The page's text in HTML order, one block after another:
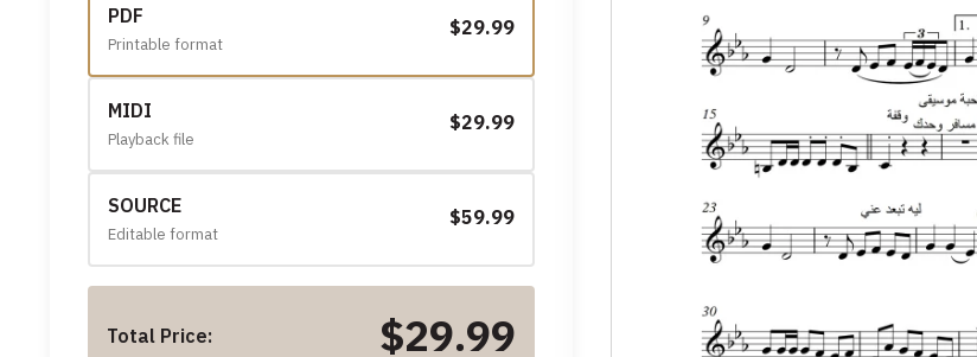
PDF
Printable format
$29.99
MIDI
Playback file
$29.99
SOURCE
Editable format
$59.99
Total Price: $29.99